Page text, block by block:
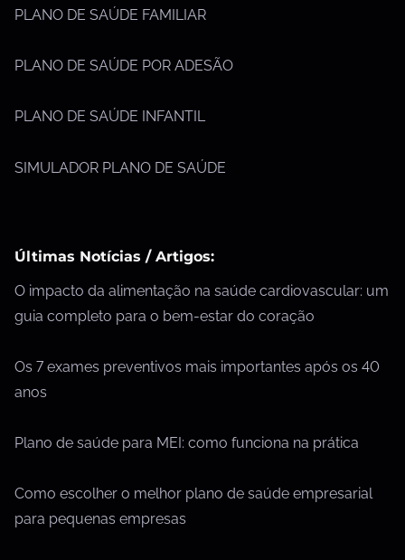
PLANO DE SAÚDE FAMILIAR
PLANO DE SAÚDE POR ADESÃO
PLANO DE SAÚDE INFANTIL
SIMULADOR PLANO DE SAÚDE
Últimas Notícias / Artigos:
O impacto da alimentação na saúde cardiovascular: um
guia completo para o bem-estar do coração
Os 7 exames preventivos mais importantes após os 40
anos
Plano de saúde para MEI: como funciona na prática
Como escolher o melhor plano de saúde empresarial
para pequenas empresas